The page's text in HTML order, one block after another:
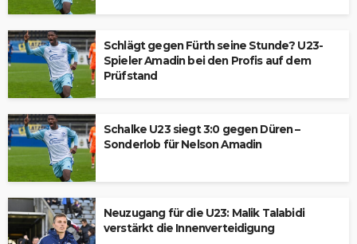
Schlägt gegen Fürth seine Stunde? U23-
Spieler Amadin bei den Profis auf dem
Prüfstand
Schalke U23 siegt 3:0 gegen Düren –
Sonderlob für Nelson Amadin
Neuzugang für die U23: Malik Talabidi
verstärkt die Innenverteidigung